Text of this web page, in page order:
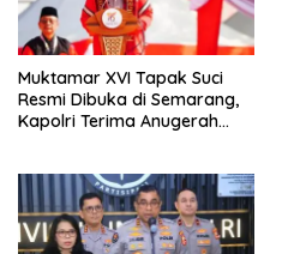
Muktamar XVI Tapak Suci
Resmi Dibuka di Semarang,
Kapolri Terima Anugerah